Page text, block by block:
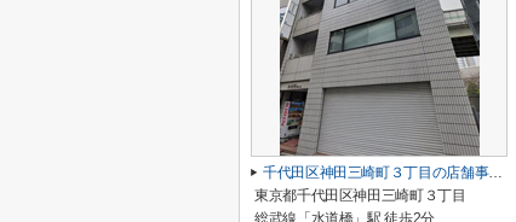
千代田区神田三崎町３丁目の店舗事務所
東京都千代田区神田三崎町３丁目
総武線「水道橋」駅 徒歩2分